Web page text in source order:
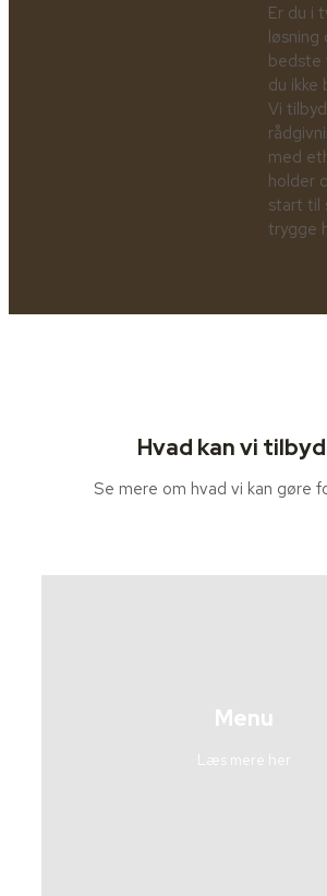
Er du i
løsning
bedste
du ikke
Vi
med
holder
start til
trygge
Hvad kan vi
Se mere om hvad vi kan gøre
Menu
Læs mere her